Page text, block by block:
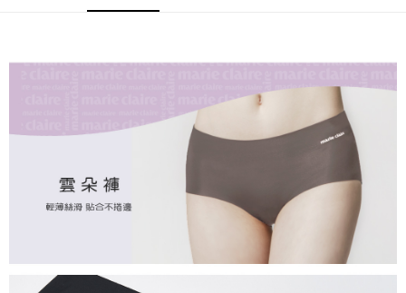
全家取貨付款
每筆NT$80，滿NT$859(含以上)免運費
7-11取貨付款
每筆NT$80，滿NT$899(含以上)免運費
每筆NT$80，滿NT$859(含以上)免運費